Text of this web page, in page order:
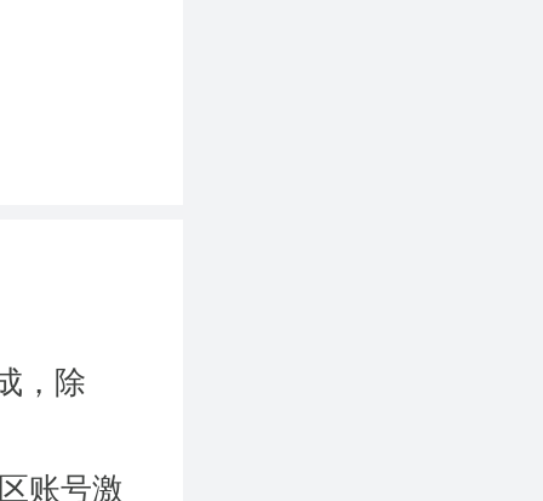
，除
账号激